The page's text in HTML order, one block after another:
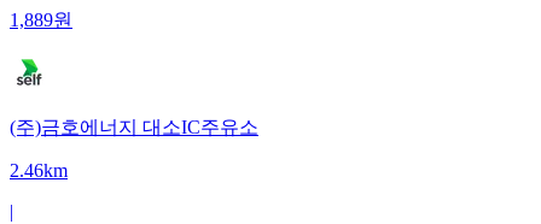
1,889원
(주)금호에너지 대소IC주유소
2.46km
|